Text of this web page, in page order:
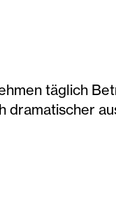
täglich
dramatischer